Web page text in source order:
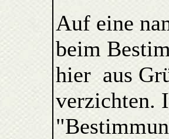
Auf eine
beim
hier aus
verzichten.